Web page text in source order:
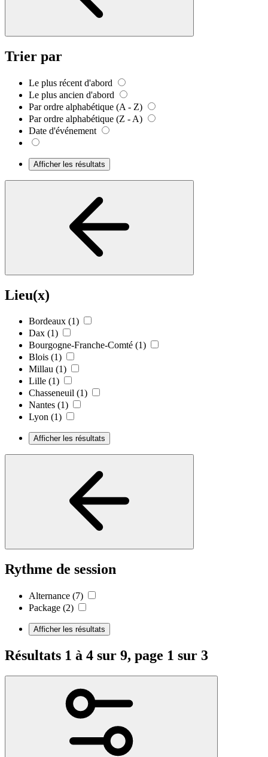
Trier par
Le plus récent d'abord
Le plus ancien d'abord
Par ordre alphabétique (A - Z)
Par ordre alphabétique (Z - A)
Date d'événement
Afficher les résultats
Lieu(x)
Bordeaux (1)
Dax (1)
Bourgogne-Franche-Comté (1)
Blois (1)
Millau (1)
Lille (1)
Chasseneuil (1)
Nantes (1)
Lyon (1)
Afficher les résultats
Rythme de session
Alternance (7)
Package (2)
Afficher les résultats
Résultats 1 à 4 sur 9, page 1 sur 3